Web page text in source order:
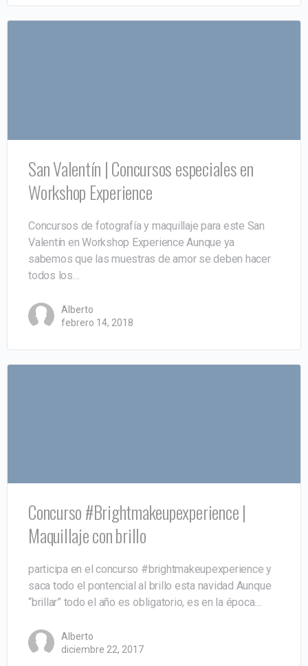
San Valentín | Concursos especiales en
Workshop Experience
Concursos de fotografía y maquillaje para este San
Valentín en Workshop Experience Aunque ya
sabemos que las muestras de amor se deben hacer
todos los…
Alberto
febrero 14, 2018
Concurso #Brightmakeupexperience |
Maquillaje con brillo
participa en el concurso #brightmakeupexperience y
saca todo el pontencial al brillo esta navidad Aunque
“brillar” todo el año es obligatorio, es en la época…
Alberto
diciembre 22, 2017